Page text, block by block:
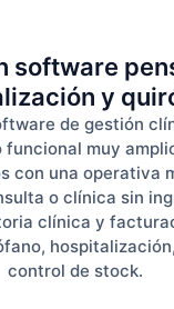
software
y
de gestión
muy
con una operativa
o clínica sin
clínica y
control de stock.